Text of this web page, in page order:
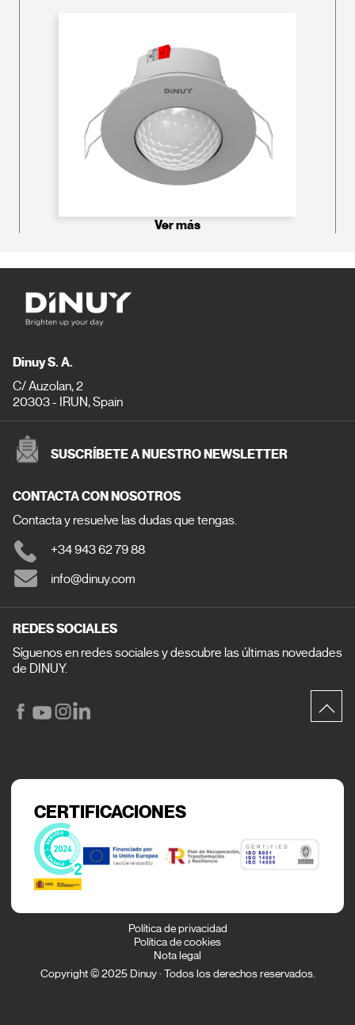
Ver más
Dinuy S. A.
C/ Auzolan, 2
20303 - IRUN, Spain
SUSCRÍBETE A NUESTRO NEWSLETTER
CONTACTA CON NOSOTROS
Contacta y resuelve las dudas que tengas.
+34 943 62 79 88
info@dinuy.com
REDES SOCIALES
Síguenos en redes sociales y descubre las últimas novedades
de DINUY.
CERTIFICACIONES
Política de privacidad
Política de cookies
Nota legal
Copyright © 2025 Dinuy · Todos los derechos reservados.